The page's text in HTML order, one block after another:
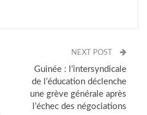
NEXT POST
Guinée : l’intersyndicale
de l’éducation déclenche
une grève générale après
l’échec des négociations